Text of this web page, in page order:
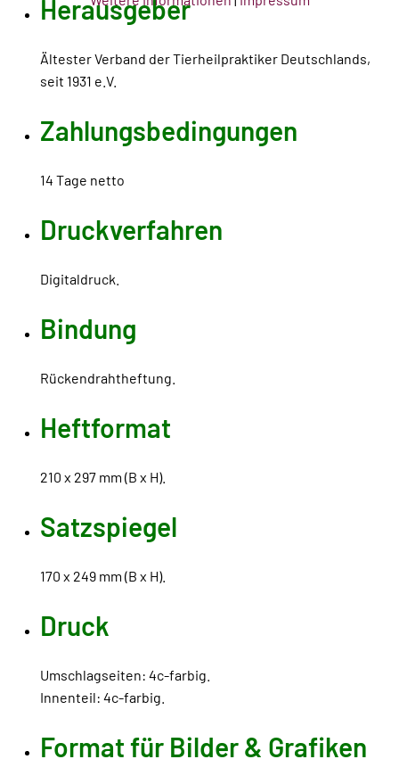
Herausgeber
Ältester Verband der Tierheilpraktiker Deutschlands,
seit 1931 e.V.
Zahlungsbedingungen
14 Tage netto
Druckverfahren
Digitaldruck.
Bindung
Rückendrahtheftung.
Heftformat
210 x 297 mm (B x H).
Satzspiegel
170 x 249 mm (B x H).
Druck
Umschlagseiten: 4c-farbig.
Innenteil: 4c-farbig.
Format für Bilder & Grafiken